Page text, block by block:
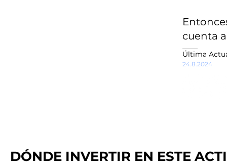
cuenta
Última
24.8.2024
DÓNDE INVERTIR EN ESTE